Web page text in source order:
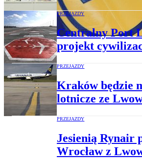
PRZEJAZDY
Centralny Port
projekt
PRZEJAZDY
Kraków będzie
lotnicze ze
PRZEJAZDY
Jesienią Rynair
Wrocław z